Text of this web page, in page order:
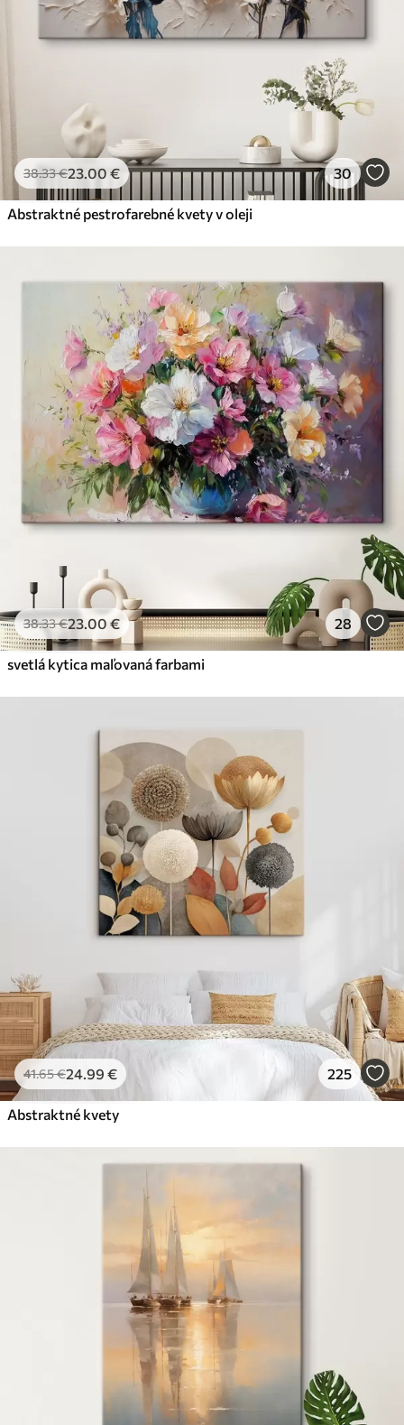
38.33€23.00 € 30
Abstraktné pestrofarebné kvety v oleji
38.33€23.00 € 28
svetlá kytica maľovaná farbami
41.65€24.99 € 225
Abstraktné kvety